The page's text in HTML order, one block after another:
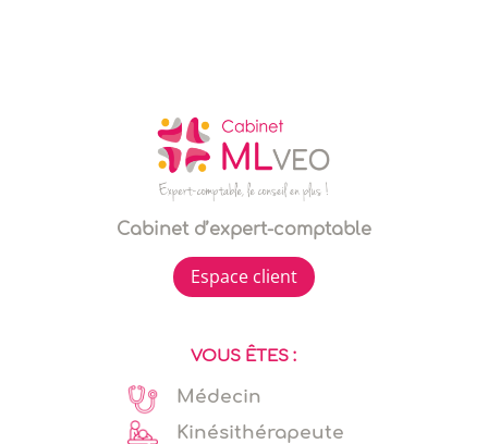
Cabinet d’expert-comptable
Espace client
VOUS ÊTES :
Médecin
Kinésithérapeute